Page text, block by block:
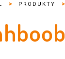
> PRODUKTY >